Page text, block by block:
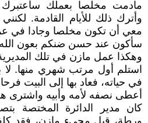
مادمت مخلصا بعملك سأعتبرك
وأترك ذلك للأيام القادمة.
معي أن تكون مخلصا وجادا في
سأكون عند حسن ضنكم بعون
وهكذا عمل مازن في تلك
استلم أول مرتب شهري منها. لا
في حياته، فعاد بها إلى البيت
أعطى نصفه لأمه وأبيه واشترى
كان مدير الدائرة المختصة